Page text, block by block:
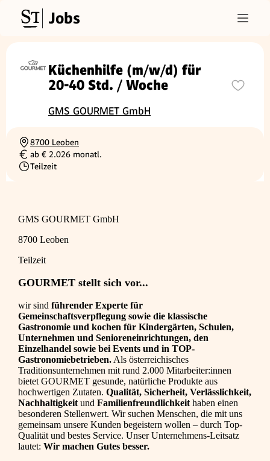
Jobs
Küchenhilfe (m/w/d) für
20-40 Std. / Woche
GMS GOURMET GmbH
Ortschaft
8700 Leoben
Gehalt
ab € 2.026 monatl.
Beschäftigungsart
Teilzeit
GMS GOURMET GmbH
8700 Leoben
Teilzeit
GOURMET stellt sich vor...
wir sind führender Experte für
Gemeinschaftsverpflegung sowie die klassische
Gastronomie und kochen für Kindergärten, Schulen,
Unternehmen und Senioreneinrichtungen, den
Einzelhandel sowie bei Events und in TOP-
Gastronomiebetrieben. Als österreichisches
Traditionsunternehmen mit rund 2.000 Mitarbeiter:innen
bietet GOURMET gesunde, natürliche Produkte aus
hochwertigen Zutaten. Qualität, Sicherheit, Verlässlichkeit,
Nachhaltigkeit und Familienfreundlichkeit haben einen
besonderen Stellenwert. Wir suchen Menschen, die mit uns
gemeinsam unsere Kunden begeistern wollen – durch Top-
Qualität und bestes Service. Unser Unternehmens-Leitsatz
lautet: Wir machen Gutes besser.